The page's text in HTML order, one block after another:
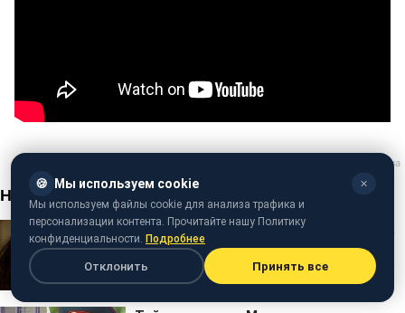
🍪 Мы используем cookie ✕
Мы используем файлы cookie для анализа трафика и
персонализации контента. Прочитайте нашу Политику
конфиденциальности. Подробнее
Отклонить Принять все